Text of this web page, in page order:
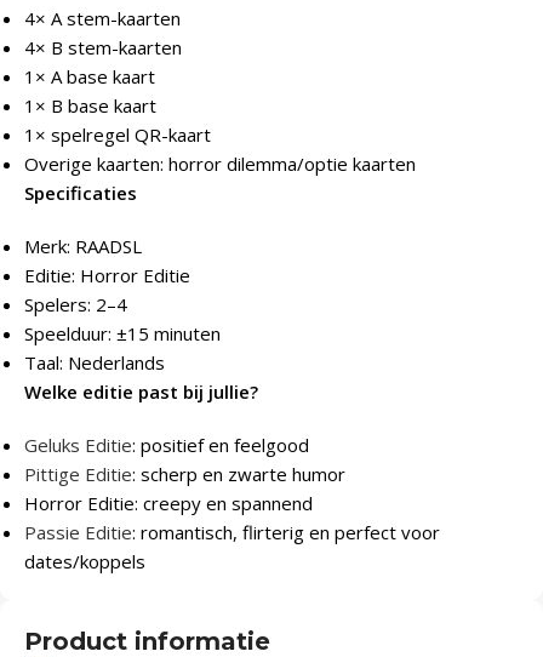
4× A stem-kaarten
4× B stem-kaarten
1× A base kaart
1× B base kaart
1× spelregel QR-kaart
Overige kaarten: horror dilemma/optie kaarten
Specificaties
Merk: RAADSL
Editie: Horror Editie
Spelers: 2–4
Speelduur: ±15 minuten
Taal: Nederlands
Welke editie past bij jullie?
Geluks Editie: positief en feelgood
Pittige Editie: scherp en zwarte humor
Horror Editie: creepy en spannend
Passie Editie: romantisch, flirterig en perfect voor
dates/koppels
Product informatie